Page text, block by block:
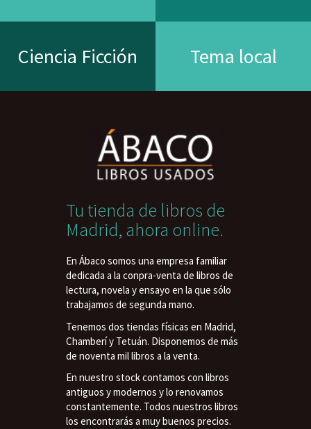
Ciencia Ficción Tema local
Tu tienda de libros de
Madrid, ahora online.
En Ábaco somos una empresa familiar
dedicada a la conpra-venta de libros de
lectura, novela y ensayo en la que sólo
trabajamos de segunda mano.
Tenemos dos tiendas físicas en Madrid,
Chamberí y Tetuán. Disponemos de más
de noventa mil libros a la venta.
En nuestro stock contamos con libros
antiguos y modernos y lo renovamos
constantemente. Todos nuestros libros
los encontrarás a muy buenos precios.